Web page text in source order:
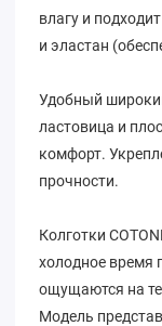
влагу и
и эластан
Удобный
ластовица и
комфорт.
прочности.
Колготки
холодное время
ощущаются на
Модель